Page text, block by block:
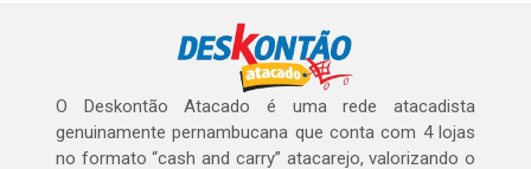
O Deskontão Atacado é uma rede atacadista
genuinamente pernambucana que conta com 4 lojas
no formato “cash and carry” atacarejo, valorizando o